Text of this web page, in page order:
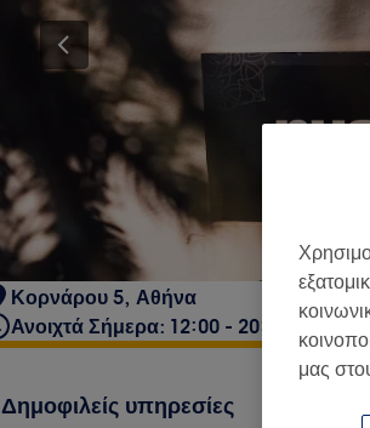
Κορνάρου 5, Αθήνα
Ανοιχτά Σήμερα: 12:00 - 20:00
Δημοφιλείς υπηρεσίες
μας